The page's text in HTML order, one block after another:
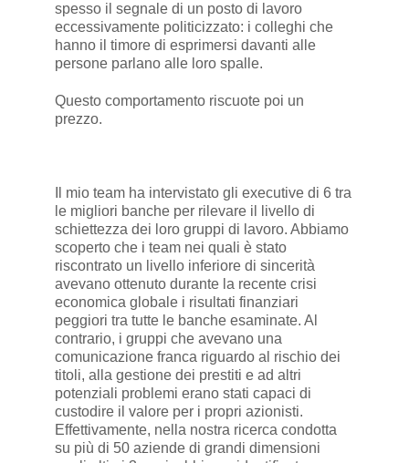
spesso il segnale di un posto di lavoro
eccessivamente politicizzato: i colleghi che
hanno il timore di esprimersi davanti alle
persone parlano alle loro spalle.
Questo comportamento riscuote poi un
prezzo.
Il mio team ha intervistato gli executive di 6 tra
le migliori banche per rilevare il livello di
schiettezza dei loro gruppi di lavoro. Abbiamo
scoperto che i team nei quali è stato
riscontrato un livello inferiore di sincerità
avevano ottenuto durante la recente crisi
economica globale i risultati finanziari
peggiori tra tutte le banche esaminate. Al
contrario, i gruppi che avevano una
comunicazione franca riguardo al rischio dei
titoli, alla gestione dei prestiti e ad altri
potenziali problemi erano stati capaci di
custodire il valore per i propri azionisti.
Effettivamente, nella nostra ricerca condotta
su più di 50 aziende di grandi dimensioni